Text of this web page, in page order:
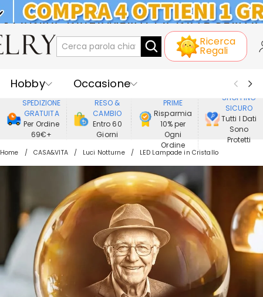
KLARNA: PAGAMENTO A RATE SENZA
INTERESSI
Ricerca
Regali
Hobby
Occasione
Ricevente
Best Seller
Nuovi
Gioielli
Casa&Vita
SPEDIZIONE
GRATUITA
Per Ordine
69€+
RESO &
CAMBIO
Entro 60
Giorni
PRIME
Risparmia
10% per
Ogni
Ordine
SHOPPING
SICURO
Tutti I Dati
Sono
Protetti
Home CASA&VITA Luci Notturne LED Lampade in Cristallo